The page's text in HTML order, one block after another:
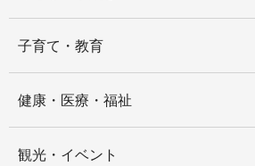
子育て・教育
健康・医療・福祉
観光・イベント